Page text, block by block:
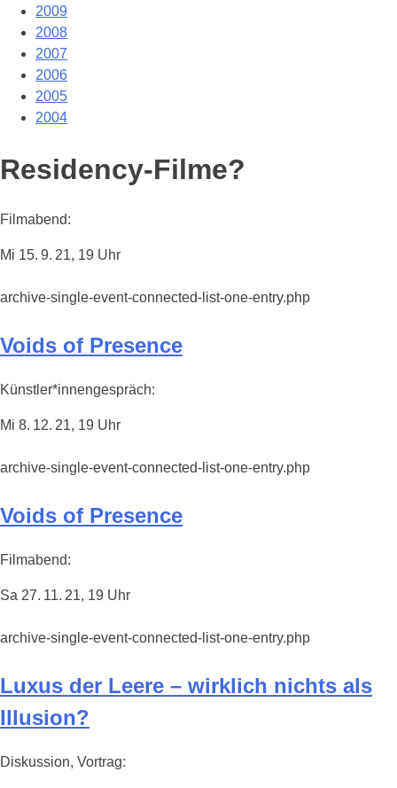
2009
2008
2007
2006
2005
2004
Residency-Filme?
Filmabend:
Mi 15. 9. 21, 19 Uhr
archive-single-event-connected-list-one-entry.php
Voids of Presence
Künstler*innengespräch:
Mi 8. 12. 21, 19 Uhr
archive-single-event-connected-list-one-entry.php
Voids of Presence
Filmabend:
Sa 27. 11. 21, 19 Uhr
archive-single-event-connected-list-one-entry.php
Luxus der Leere – wirklich nichts als
Illusion?
Diskussion, Vortrag: